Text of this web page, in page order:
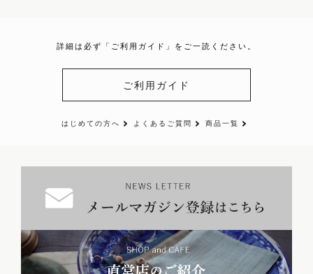
詳細は必ず「ご利用ガイド」をご一読ください。
ご利用ガイド
はじめての方へ よくあるご質問 商品一覧